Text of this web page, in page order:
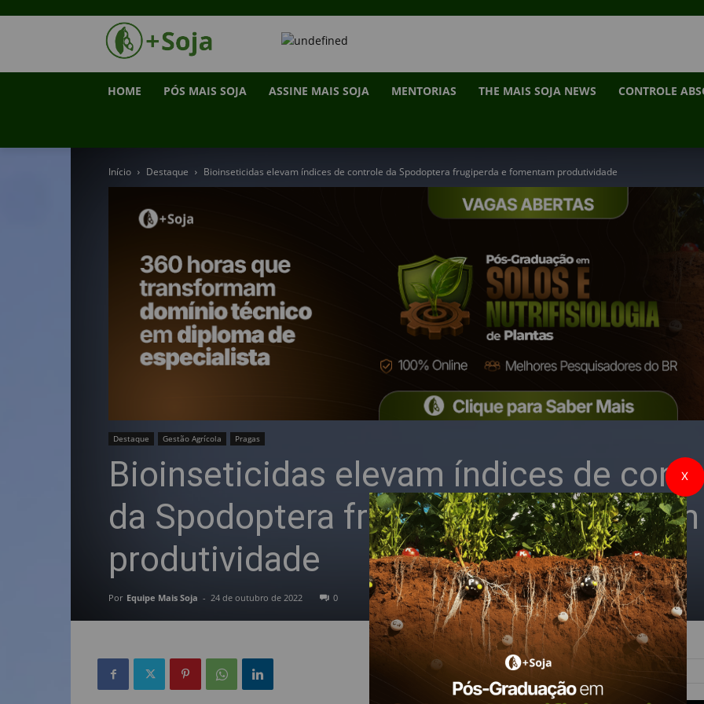
HOME PÓS MAIS SOJA ASSINE MAIS SOJA MENTORIAS THE MAIS SOJA NEWS CONTROLE
Início Destaque Bioinseticidas elevam índices de controle da Spodoptera frugiperda e fomentam produtividade
Destaque Gestão Agrícola Pragas
Bioinseticidas elevam índices de
da Spodoptera frugiperda e fomentam
produtividade
Por Equipe Mais Soja - 24 de outubro de 2022 0
X